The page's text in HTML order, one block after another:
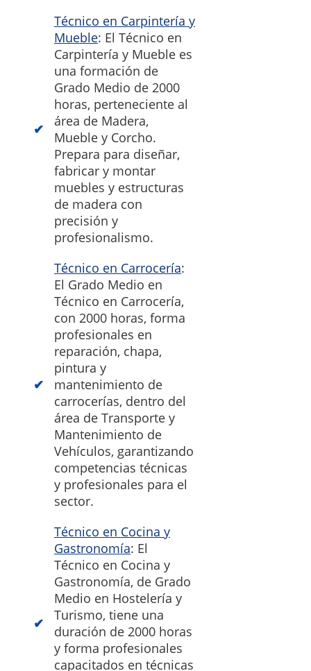
Técnico en Carpintería y
Mueble: El Técnico en
Carpintería y Mueble es
una formación de
Grado Medio de 2000
horas, perteneciente al
área de Madera,
Mueble y Corcho.
Prepara para diseñar,
fabricar y montar
muebles y estructuras
de madera con
precisión y
profesionalismo.
Técnico en Carrocería:
El Grado Medio en
Técnico en Carrocería,
con 2000 horas, forma
profesionales en
reparación, chapa,
pintura y
mantenimiento de
carrocerías, dentro del
área de Transporte y
Mantenimiento de
Vehículos, garantizando
competencias técnicas
y profesionales para el
sector.
Técnico en Cocina y
Gastronomía: El
Técnico en Cocina y
Gastronomía, de Grado
Medio en Hostelería y
Turismo, tiene una
duración de 2000 horas
y forma profesionales
capacitados en técnicas